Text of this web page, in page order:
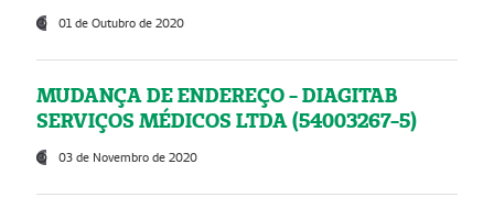
01 de Outubro de 2020
MUDANÇA DE ENDEREÇO - DIAGITAB
SERVIÇOS MÉDICOS LTDA (54003267-5)
03 de Novembro de 2020